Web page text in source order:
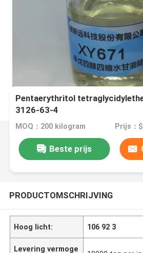
Pentaerythritol
3126-63-4
MOQ：200 kilogram Prijs：
Beste prijs
PRODUCTOMSCHRIJVING
Hoog licht: 106 92 3
Levering vermoge